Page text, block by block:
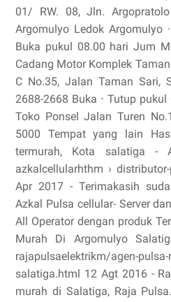
01/ RW. 08, Jln.
Argomulyo Ledok Argomulyo
Buka pukul 08.00 hari Jum
Cadang Motor Komplek
C No.35, Jalan Taman Sari,
2688-2668 Buka ⋅ Tutup
Toko Ponsel Jalan Turen
5000 Tempat yang lain
termurah, Kota salatiga -
azkalcellularhthm ›
Apr 2017 - Terimakasih
Azkal Pulsa cellular- Server
All Operator dengan produk
Murah Di Argomulyo
rajapulsaelektrikm/agen-
salatiga.html 12 Agt 2016 -
murah di Salatiga, Raja